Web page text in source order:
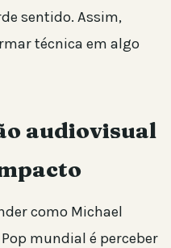
sentido. Assim,
técnica em algo
audiovisual
como Michael
mundial é perceber